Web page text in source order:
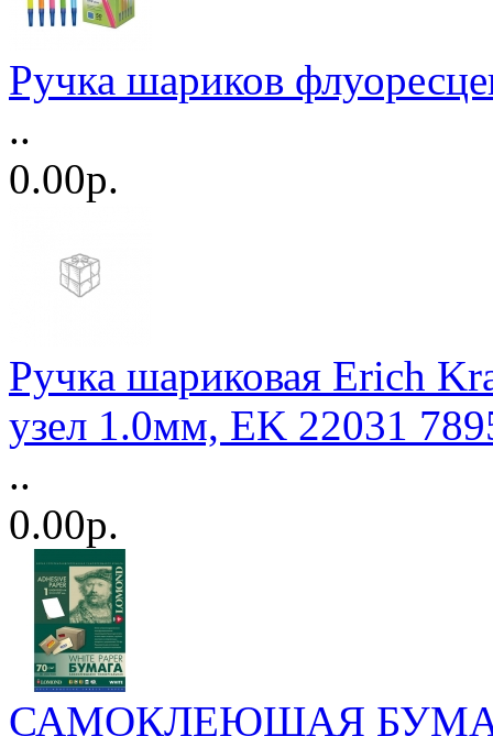
Ручка шариков
..
0.00р.
Ручка шариковая Erich
узел 1.0мм, EK 22031
..
0.00р.
САМОКЛЕЮЩАЯ